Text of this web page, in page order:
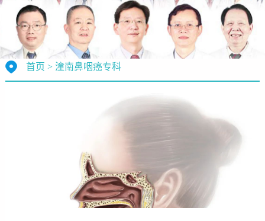
首页 > 潼南鼻咽癌专科